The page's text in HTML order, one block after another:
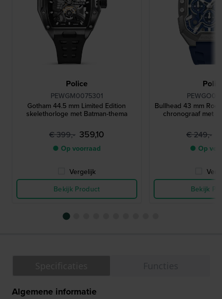
Police
PEWGM0075301
Gotham 44.5 mm Limited Edition
skelethorloge met Batman-thema
€ 399,- 359,10
● Op voorraad
Vergelijk
Bekijk Product
Bullhead 43 mm
chronograaf met
€ 249,-
● Op
Bekijk
Algemene informatie